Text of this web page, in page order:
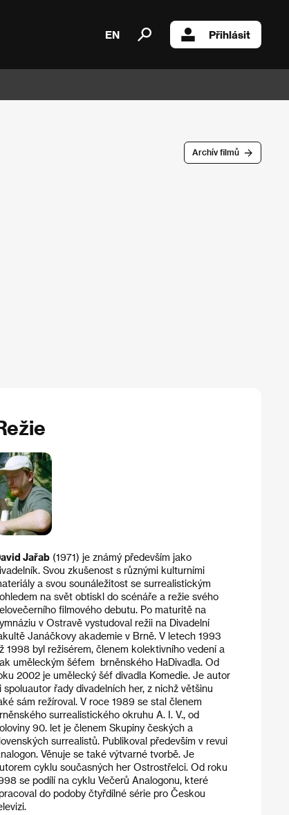
EN Přihlásit
Archív filmů
Jařab(1971) je známý především jako
Svou zkušenost s různými kulturními
a svou sounáležitost se surrealistickým
na svět obtiskl do scénáře a režie svého
filmového debutu. Po maturitě na
v Ostravě vystudoval režii na Divadelní
Janáčkovy akademie v Brně. V letech 1993
1998 byl režisérem, členem kolektivního vedení a
uměleckým šéfem brněnského HaDivadla. Od
2002 je umělecký šéf divadla Komedie. Je autor
spoluautor řady divadelních her, z nichž většinu
sám režíroval. V roce 1989 se stal členem
surrealistického okruhu A. I. V., od
90. let je členem Skupiny českých a
surrealistů. Publikoval především v revui
Věnuje se také výtvarné tvorbě. Je
cyklu současných her Ostrostřelci. Od roku
se podílí na cyklu Večerů Analogonu, které
do podoby čtyřdílné série pro Českou